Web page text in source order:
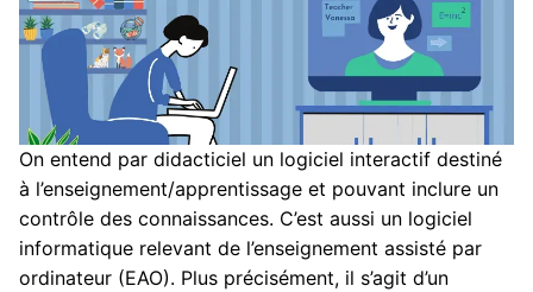
On entend par didacticiel un logiciel interactif destiné
à l’enseignement/apprentissage et pouvant inclure un
contrôle des connaissances. C’est aussi un logiciel
informatique relevant de l’enseignement assisté par
ordinateur (EAO). Plus précisément, il s’agit d’un